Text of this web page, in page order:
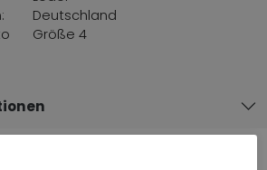
Deutschland
Größe 4